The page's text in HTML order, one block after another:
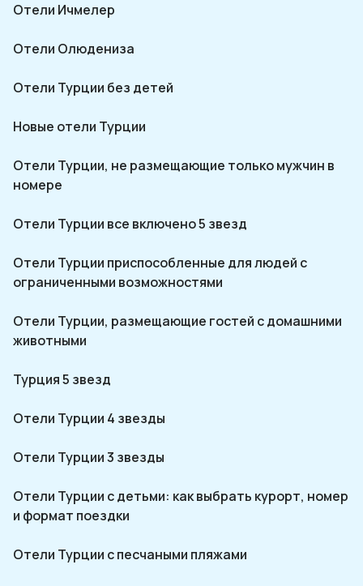
Отели Ичмелер
Отели Олюдениза
Отели Турции без детей
Новые отели Турции
Отели Турции, не размещающие только мужчин в
номере
Отели Турции все включено 5 звезд
Отели Турции приспособленные для людей с
ограниченными возможностями
Отели Турции, размещающие гостей с домашними
животными
Турция 5 звезд
Отели Турции 4 звезды
Отели Турции 3 звезды
Отели Турции с детьми: как выбрать курорт, номер
и формат поездки
Отели Турции с песчаными пляжами